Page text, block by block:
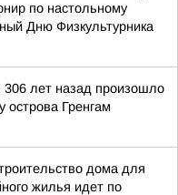
по настольному
Дню Физкультурника
306 лет назад произошло
острова Гренгам
дома для
жилья идет по